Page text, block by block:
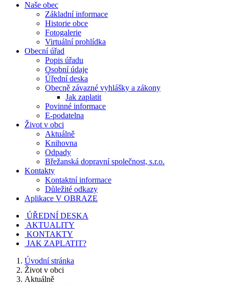
Naše obec
Základní informace
Historie obce
Fotogalerie
Virtuální prohlídka
Obecní úřad
Popis úřadu
Osobní údaje
Úřední deska
Obecně závazné vyhlášky a zákony
Jak zaplatit
Povinné informace
E-podatelna
Život v obci
Aktuálně
Knihovna
Odpady
Břežanská dopravní společnost, s.r.o.
Kontakty
Kontaktní informace
Důležité odkazy
Aplikace V OBRAZE
ÚŘEDNÍ DESKA
AKTUALITY
KONTAKTY
JAK ZAPLATIT?
Úvodní stránka
Život v obci
Aktuálně